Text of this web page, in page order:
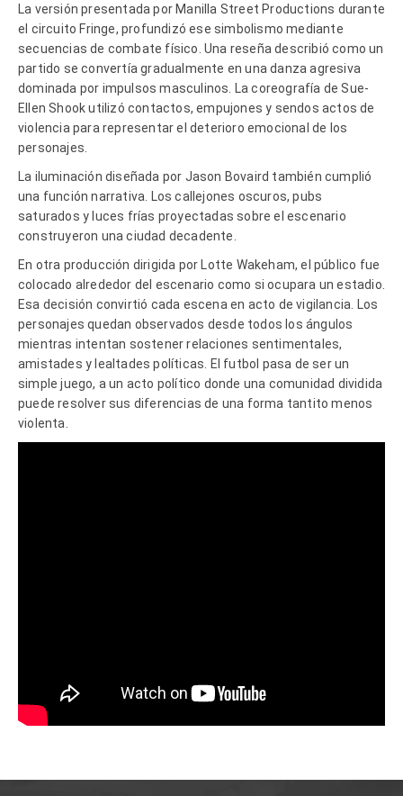
La versión presentada por Manilla Street Productions durante
el circuito Fringe, profundizó ese simbolismo mediante
secuencias de combate físico. Una reseña describió como un
partido se convertía gradualmente en una danza agresiva
dominada por impulsos masculinos. La coreografía de Sue-
Ellen Shook utilizó contactos, empujones y sendos actos de
violencia para representar el deterioro emocional de los
personajes.
La iluminación diseñada por Jason Bovaird también cumplió
una función narrativa. Los callejones oscuros, pubs
saturados y luces frías proyectadas sobre el escenario
construyeron una ciudad decadente.
En otra producción dirigida por Lotte Wakeham, el público fue
colocado alrededor del escenario como si ocupara un estadio.
Esa decisión convirtió cada escena en acto de vigilancia. Los
personajes quedan observados desde todos los ángulos
mientras intentan sostener relaciones sentimentales,
amistades y lealtades políticas. El futbol pasa de ser un
simple juego, a un acto político donde una comunidad dividida
puede resolver sus diferencias de una forma tantito menos
violenta.